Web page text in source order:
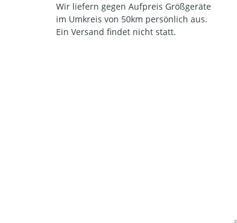
Wir liefern gegen Aufpreis Größgeräte
im Umkreis von 50km persönlich aus.
Ein Versand findet nicht statt.